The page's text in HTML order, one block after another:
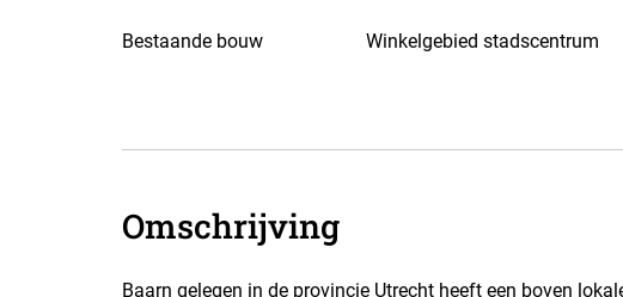
Bestaande bouw Winkelgebied stadscentrum
Omschrijving
Baarn gelegen in de provincie Utrecht heeft een boven